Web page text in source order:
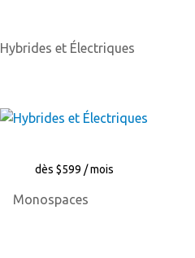
Hybrides et Électriques
dès $599 / mois
Monospaces